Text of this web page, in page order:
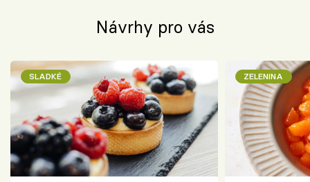
Návrhy pro vás
SLADKÉ ZELENINA